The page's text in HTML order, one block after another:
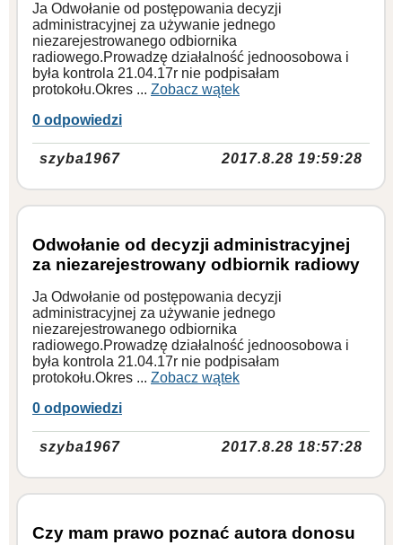
Ja Odwołanie od postępowania decyzji
administracyjnej za używanie jednego
niezarejestrowanego odbiornika
radiowego.Prowadzę działalność jednoosobowa i
była kontrola 21.04.17r nie podpisałam
protokołu.Okres ... Zobacz wątek
0 odpowiedzi
szyba1967 2017.8.28 19:59:28
Odwołanie od decyzji administracyjnej
za niezarejestrowany odbiornik radiowy
Ja Odwołanie od postępowania decyzji
administracyjnej za używanie jednego
niezarejestrowanego odbiornika
radiowego.Prowadzę działalność jednoosobowa i
była kontrola 21.04.17r nie podpisałam
protokołu.Okres ... Zobacz wątek
0 odpowiedzi
szyba1967 2017.8.28 18:57:28
Czy mam prawo poznać autora donosu